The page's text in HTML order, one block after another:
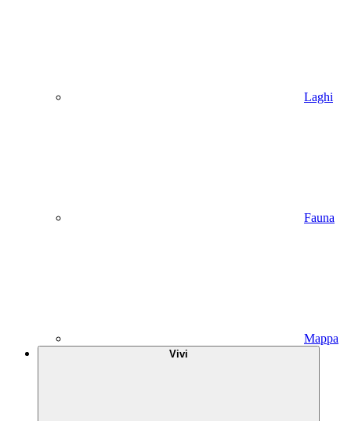
Laghi
Fauna
Mappa
Vivi